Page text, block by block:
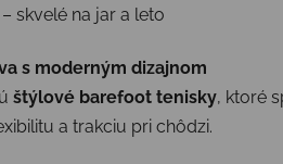
– skvelé na jar a leto
s moderným dizajnom
štýlové barefoot tenisky, ktoré
a trakciu pri chôdzi.